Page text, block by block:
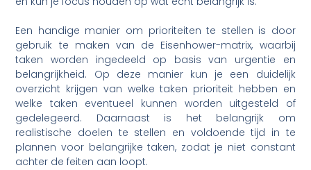
Een handige manier om prioriteiten te stellen is door
gebruik te maken van de Eisenhower-matrix, waarbij
taken worden ingedeeld op basis van urgentie en
belangrijkheid. Op deze manier kun je een duidelijk
overzicht krijgen van welke taken prioriteit hebben en
welke taken eventueel kunnen worden uitgesteld of
gedelegeerd. Daarnaast is het belangrijk om
realistische doelen te stellen en voldoende tijd in te
plannen voor belangrijke taken, zodat je niet constant
achter de feiten aan loopt.